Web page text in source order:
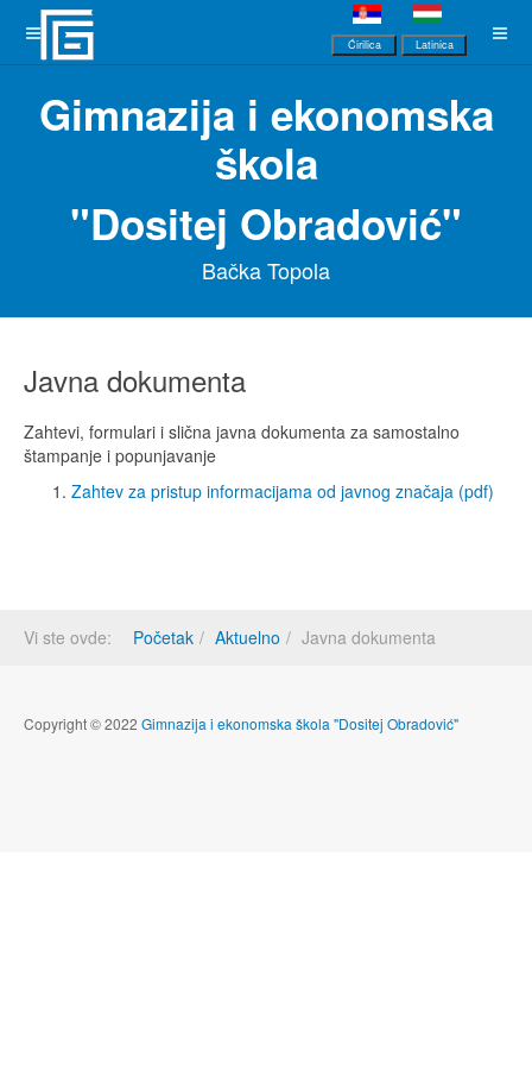
Ćirilica Latinica
Gimnazija i ekonomska
škola
"Dositej Obradović"
Bačka Topola
Javna dokumenta
Zahtevi, formulari i slična javna dokumenta za samostalno
štampanje i popunjavanje
Zahtev za pristup informacijama od javnog značaja (pdf)
Vi ste ovde: Početak Aktuelno Javna dokumenta
Copyright © 2022 Gimnazija i ekonomska škola "Dositej Obradović"